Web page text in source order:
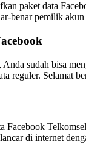
paket data
benar pemilik akun
Anda sudah bisa
reguler. Selamat
Facebook
di internet